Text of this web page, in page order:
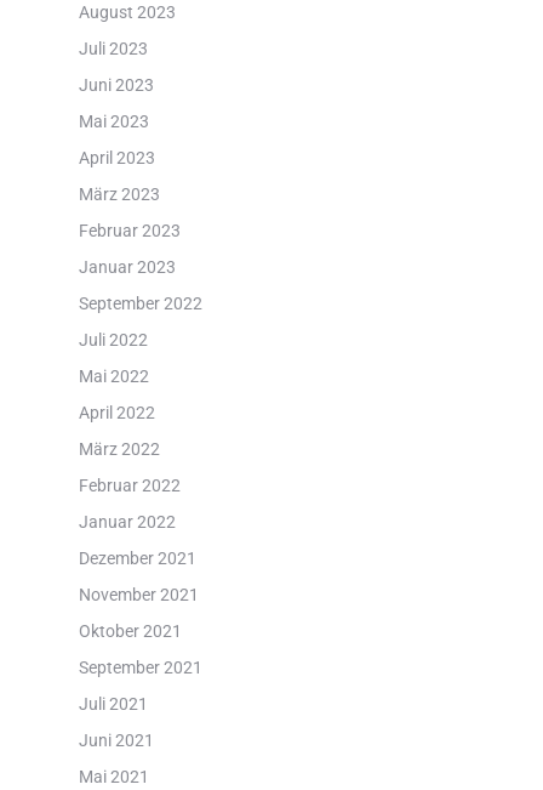
August 2023
Juli 2023
Juni 2023
Mai 2023
April 2023
März 2023
Februar 2023
Januar 2023
September 2022
Juli 2022
Mai 2022
April 2022
März 2022
Februar 2022
Januar 2022
Dezember 2021
November 2021
Oktober 2021
September 2021
Juli 2021
Juni 2021
Mai 2021